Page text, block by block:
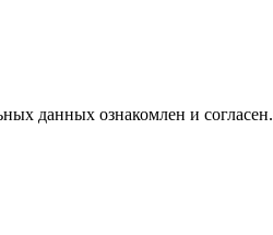
данных ознакомлен и согласен.